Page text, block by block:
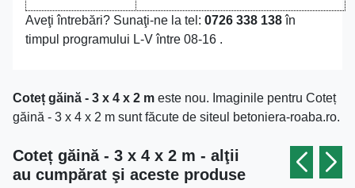
Aveţi întrebări? Sunaţi-ne la tel: 0726 338 138în
timpul programului L-V între 08-16 .
Coteț găină - 3 x 4 x 2 m este nou. Imaginile pentru Coteț
găină - 3 x 4 x 2 m sunt făcute de siteul betoniera-roaba.ro.
Coteț găină - 3 x 4 x 2 m - alţii
au cumpărat şi aceste produse